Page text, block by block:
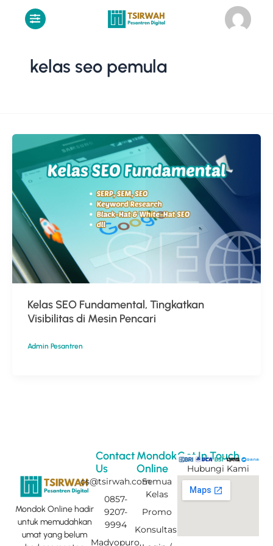
kelas seo pemula
Kelas SEO Fundamental, Tingkatkan
Visibilitas di Mesin Pencari
Admin Pesantren
Mondok Online hadir
untuk memudahkan
umat yang belum
Mondok
Online
Semua
Kelas
Promo
Konsultasi
Contact
Us
cs@tsirwah.com
0857-
9207-
9994
Madyopuro,
Get In Touch
Hubungi Kami